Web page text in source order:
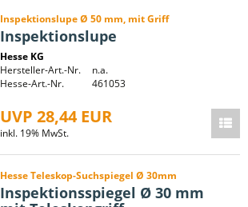
Inspektionslupe Ø 50 mm, mit Griff
Inspektionslupe
Hesse KG
Hersteller-Art.-Nr.
n.a.
Hesse-Art.-Nr.
461053
UVP 28,44 EUR
inkl. 19% MwSt.
Hesse Teleskop-Suchspiegel Ø 30mm
Inspektionsspiegel Ø 30 mm